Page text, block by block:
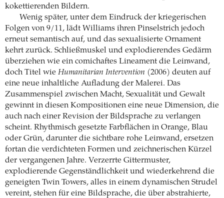
kokettierenden Bildern.
Wenig später, unter dem Eindruck der kriegerischen
Folgen von 9/11, lädt Williams ihren Pinselstrich jedoch
erneut semantisch auf, und das sexualisierte Ornament
kehrt zurück. Schließmuskel und explodierendes Gedärm
überziehen wie ein comichaftes Lineament die Leinwand,
doch Titel wie Humanitarian Intervention (2006) deuten auf
eine neue inhaltliche Aufladung der Malerei. Das
Zusammenspiel zwischen Macht, Sexualität und Gewalt
gewinnt in diesen Kompositionen eine neue Dimension, die
auch nach einer Revision der Bildsprache zu verlangen
scheint. Rhythmisch gesetzte Farbflächen in Orange, Blau
oder Grün, darunter die sichtbare rohe Leinwand, ersetzen
fortan die verdichteten Formen und zeichnerischen Kürzel
der vergangenen Jahre. Verzerrte Gittermuster,
explodierende Gegenständlichkeit und wiederkehrend die
geneigten Twin Towers, alles in einem dynamischen Strudel
vereint, stehen für eine Bildsprache, die über abstrahierte,